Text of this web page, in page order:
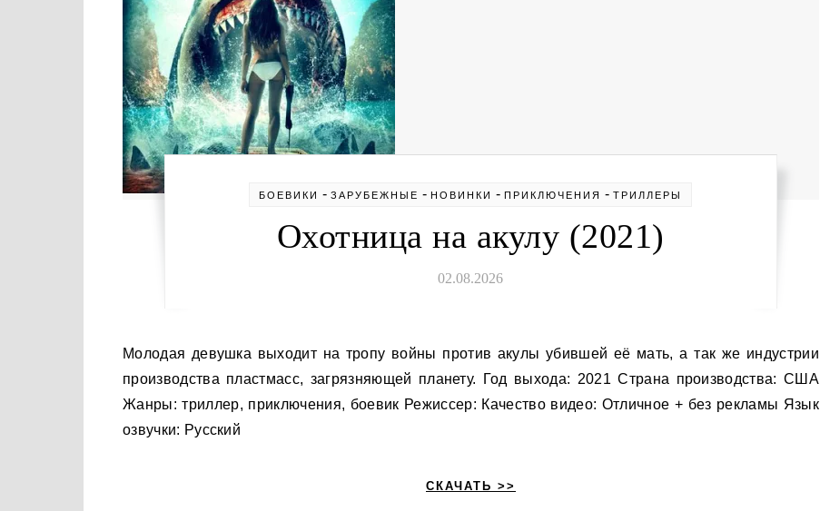
БОЕВИКИ -ЗАРУБЕЖНЫЕ -НОВИНКИ -ПРИКЛЮЧЕНИЯ -ТРИЛЛЕРЫ
Охотница на акулу (2021)
02.08.2026
Молодая девушка выходит на тропу войны против акулы убившей её мать, а так же индустрии
производства пластмасс, загрязняющей планету. Год выхода: 2021 Страна производства: США
Жанры: триллер, приключения, боевик Режиссер: Качество видео: Отличное + без рекламы Язык
озвучки: Русский
СКАЧАТЬ >>